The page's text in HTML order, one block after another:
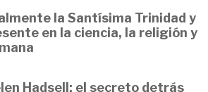
la Santísima Trinidad y
en la ciencia, la religión y
Hadsell: el secreto detrás